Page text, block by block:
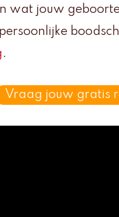
wat jouw
.
Vraag jouw gratis